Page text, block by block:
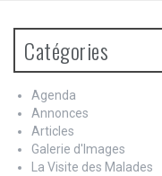
Catégories
Agenda
Annonces
Articles
Galerie d'Images
La Visite des Malades